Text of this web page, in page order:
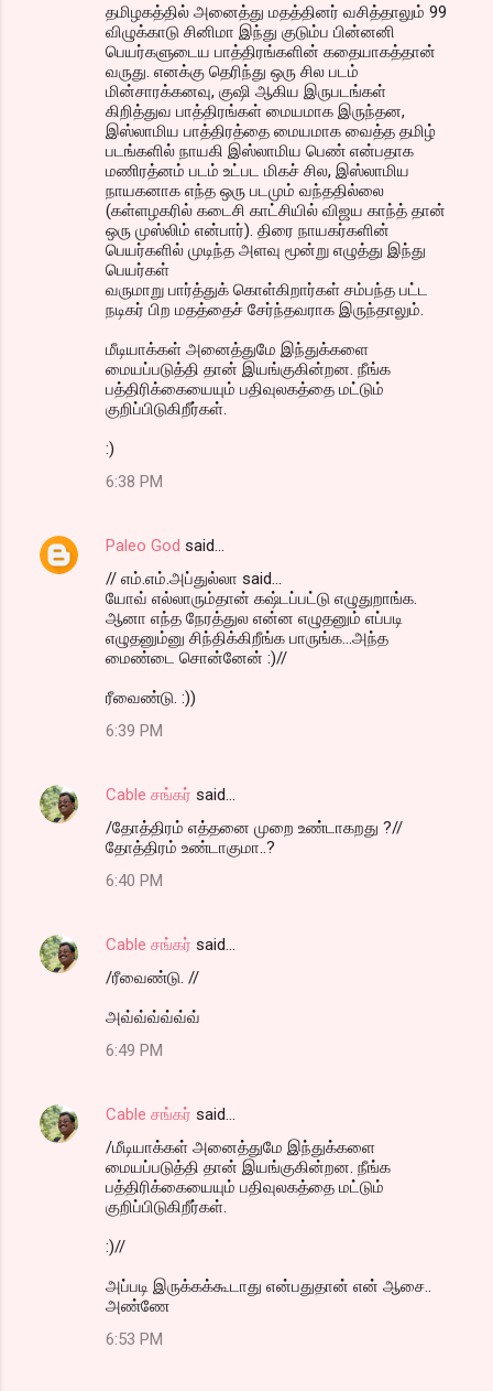
தமிழகத்தில் அனைத்து மதத்தினர் வசித்தாலும் 99
விழுக்காடு சினிமா இந்து குடும்ப பின்னனி
பெயர்களுடைய பாத்திரங்களின் கதையாகத்தான்
வருது. எனக்கு தெரிந்து ஒரு சில படம்
மின்சாரக்கனவு, குஷி ஆகிய இருபடங்கள்
கிறித்துவ பாத்திரங்கள் மையமாக இருந்தன,
இஸ்லாமிய பாத்திரத்தை மையமாக வைத்த தமிழ்
படங்களில் நாயகி இஸ்லாமிய பெண் என்பதாக
மணிரத்னம் படம் உட்பட மிகச் சில, இஸ்லாமிய
நாயகனாக எந்த ஒரு படமும் வந்ததில்லை
(கள்ளழகரில் கடைசி காட்சியில் விஜய காந்த் தான்
ஒரு முஸ்லிம் என்பார்). திரை நாயகர்களின்
பெயர்களில் முடிந்த அளவு மூன்று எழுத்து இந்து
பெயர்கள்
வருமாறு பார்த்துக் கொள்கிறார்கள் சம்பந்த பட்ட
நடிகர் பிற மதத்தைச் சேர்ந்தவராக இருந்தாலும்.
மீடியாக்கள் அனைத்துமே இந்துக்களை
மையப்படுத்தி தான் இயங்குகின்றன. நீங்க
பத்திரிக்கையையும் பதிவுலகத்தை மட்டும்
குறிப்பிடுகிறீர்கள்.
:)
6:38 PM
Paleo God said…
// எம்.எம்.அப்துல்லா said...
யோவ் எல்லாரும்தான் கஷ்டப்பட்டு எழுதுறாங்க.
ஆனா எந்த நேரத்துல என்ன எழுதனும் எப்படி
எழுதனும்னு சிந்திக்கிறீங்க பாருங்க...அந்த
மைண்டை சொன்னேன் :)//
ரீவைண்டு. :))
6:39 PM
Cable சங்கர் said…
/தோத்திரம் எத்தனை முறை உண்டாகறது ?//
தோத்திரம் உண்டாகுமா..?
6:40 PM
Cable சங்கர் said…
/ரீவைண்டு. //
அவ்வ்வ்வ்வ்வ்
6:49 PM
Cable சங்கர் said…
/மீடியாக்கள் அனைத்துமே இந்துக்களை
மையப்படுத்தி தான் இயங்குகின்றன. நீங்க
பத்திரிக்கையையும் பதிவுலகத்தை மட்டும்
குறிப்பிடுகிறீர்கள்.
:)//
அப்படி இருக்கக்கூடாது என்பதுதான் என் ஆசை..
அண்ணே
6:53 PM